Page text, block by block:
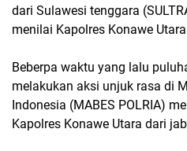
dari Sulawesi tenggara
menilai Kapolres Konawe
Beberpa waktu yang lalu
melakukan aksi unjuk rasa di
Indonesia (MABES POLRIA)
Kapolres Konawe Utara dari